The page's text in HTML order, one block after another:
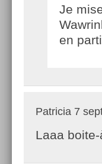
Je
en
Patricia 7
Laaa